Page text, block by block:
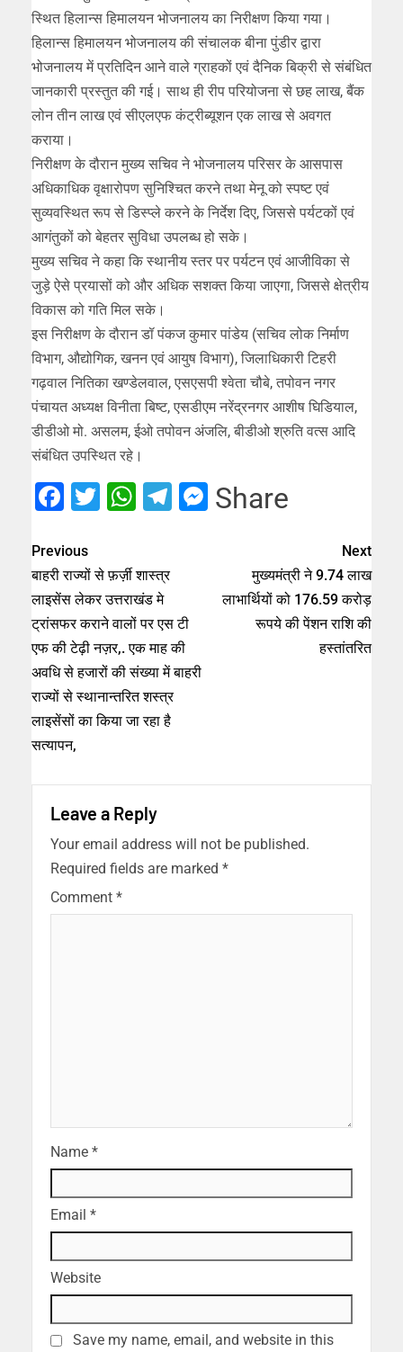
स्थित हिलान्स हिमालयन भोजनालय का निरीक्षण किया गया।
हिलान्स हिमालयन भोजनालय की संचालक बीना पुंडीर द्वारा
भोजनालय में प्रतिदिन आने वाले ग्राहकों एवं दैनिक बिक्री से संबंधित
जानकारी प्रस्तुत की गई। साथ ही रीप परियोजना से छह लाख, बैंक
लोन तीन लाख एवं सीएलएफ कंट्रीब्यूशन एक लाख से अवगत
कराया।
निरीक्षण के दौरान मुख्य सचिव ने भोजनालय परिसर के आसपास
अधिकाधिक वृक्षारोपण सुनिश्चित करने तथा मेनू को स्पष्ट एवं
सुव्यवस्थित रूप से डिस्प्ले करने के निर्देश दिए, जिससे पर्यटकों एवं
आगंतुकों को बेहतर सुविधा उपलब्ध हो सके।
मुख्य सचिव ने कहा कि स्थानीय स्तर पर पर्यटन एवं आजीविका से
जुड़े ऐसे प्रयासों को और अधिक सशक्त किया जाएगा, जिससे क्षेत्रीय
विकास को गति मिल सके।
इस निरीक्षण के दौरान डॉ पंकज कुमार पांडेय (सचिव लोक निर्माण
विभाग, औद्योगिक, खनन एवं आयुष विभाग), जिलाधिकारी टिहरी
गढ़वाल नितिका खण्डेलवाल, एसएसपी श्वेता चौबे, तपोवन नगर
पंचायत अध्यक्ष विनीता बिष्ट, एसडीएम नरेंद्रनगर आशीष घिडियाल,
डीडीओ मो. असलम, ईओ तपोवन अंजलि, बीडीओ श्रुति वत्स आदि
संबंधित उपस्थित रहे।
Facebook
Twitter
WhatsApp
Telegram
Messenger
Share
Previous
बाहरी राज्यों से फ़र्ज़ी शास्त्र
लाइसेंस लेकर उत्तराखंड मे
ट्रांसफर कराने वालों पर एस टी
एफ की टेढ़ी नज़र,. एक माह की
अवधि से हजारों की संख्या में बाहरी
राज्यों से स्थानान्तरित शस्त्र
लाइसेंसों का किया जा रहा है
सत्यापन,
Next
मुख्यमंत्री ने 9.74 लाख
लाभार्थियों को 176.59 करोड़
रूपये की पेंशन राशि की
हस्तांतरित
Leave a Reply
Your email address will not be published.
Required fields are marked *
Comment *
Name *
Email *
Website
Save my name, email, and website in this